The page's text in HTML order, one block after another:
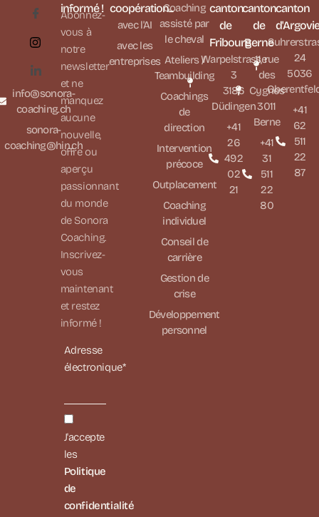
info@sonora-
coaching.ch
sonora-
coaching@hin.ch
informé !
Abonnez-
vous à
notre
newsletter
et ne
manquez
aucune
nouvelle,
offre ou
aperçu
passionnant
du monde
de Sonora
Coaching.
Inscrivez-
vous
maintenant
et restez
informé !
Adresse
électronique*
J'accepte
les
Politique
de
confidentialité
coopération...
avec l'AI
avec les
entreprises
Coaching
assisté par
le cheval
Ateliers /
Teambuilding
Coachings
de
direction
Intervention
précoce
Outplacement
Coaching
individuel
Conseil de
carrière
Gestion de
crise
Développement
personnel
canton
de
Fribourg
Warpelstrasse
3
3186
Düdingen
+41
26
492
02
21
canton
de
Berne
11, rue
des
Cygnes
3011
Berne
+41
31
511
22
80
canton
d'Argovie
24
5036
+41
62
511
22
87